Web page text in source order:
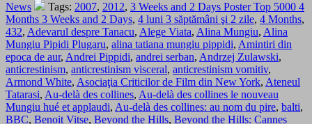
News
Tags: 2007, 2012, 3 Weeks and 2 Days Poster Top 5000 4
Months 3 Weeks and 2 Days, 4 luni 3 săptămâni şi 2 zile, 4 Months,
432, Adevarul despre Tanacu, Alege Viata, Alina Mungiu, Alina
Mungiu Pipidi Plugaru, alina tatiana mungiu pippidi, Amintiri din
epoca de aur, Andrei Pippidi, andrei serban, Andrzej Zulawski,
anticrestinism, anticrestinism visceral, anticrestinism vomitiv,
Armond White, Asociaţia Criticilor de Film din New York, Ateneul
Tatarasi, Au-delà des collines, Au-delà des collines le nouveau
Mungiu hué et applaudi, Au-delà des collines: au nom du pire, balti,
BBC, Benoit Vitse, Beyond the Hills, Beyond the Hills: Cannes